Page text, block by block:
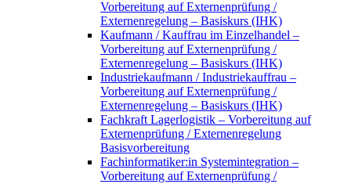
Vorbereitung auf Externenprüfung /
Externenregelung – Basiskurs (IHK)
Kaufmann / Kauffrau im Einzelhandel –
Vorbereitung auf Externenprüfung /
Externenregelung – Basiskurs (IHK)
Industriekaufmann / Industriekauffrau –
Vorbereitung auf Externenprüfung /
Externenregelung – Basiskurs (IHK)
Fachkraft Lagerlogistik – Vorbereitung auf
Externenprüfung / Externenregelung
Basisvorbereitung
Fachinformatiker:in Systemintegration –
Vorbereitung auf Externenprüfung /